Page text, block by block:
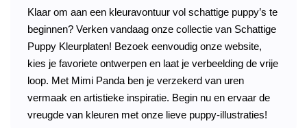
Klaar om aan een kleuravontuur vol schattige puppy’s te
beginnen? Verken vandaag onze collectie van Schattige
Puppy Kleurplaten! Bezoek eenvoudig onze website,
kies je favoriete ontwerpen en laat je verbeelding de vrije
loop. Met Mimi Panda ben je verzekerd van uren
vermaak en artistieke inspiratie. Begin nu en ervaar de
vreugde van kleuren met onze lieve puppy-illustraties!